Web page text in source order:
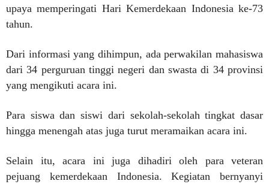
upaya memperingati Hari Kemerdekaan Indonesia ke-73
tahun.
Dari informasi yang dihimpun, ada perwakilan mahasiswa
dari 34 perguruan tinggi negeri dan swasta di 34 provinsi
yang mengikuti acara ini.
Para siswa dan siswi dari sekolah-sekolah tingkat dasar
hingga menengah atas juga turut meramaikan acara ini.
Selain itu, acara ini juga dihadiri oleh para veteran
pejuang kemerdekaan Indonesia. Kegiatan bernyanyi